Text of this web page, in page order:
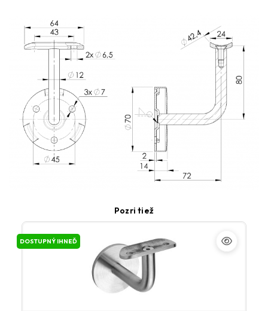
Pozri tiež
DOSTUPNÝ IHNEĎ